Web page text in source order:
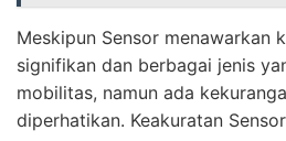
Meskipun Sensor menawarkan
signifikan dan berbagai jenis
mobilitas, namun ada
diperhatikan. Keakuratan